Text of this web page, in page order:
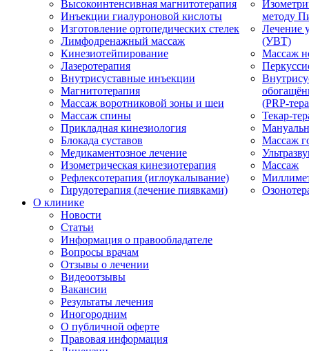
Высокоинтенсивная магнитотерапия
Инъекции гиалуроновой кислоты
Изготовление ортопедических стелек
Лимфодренажный массаж
Кинезиотейпирование
Лазеротерапия
Внутрисуставные инъекции
Магнитотерапия
Массаж воротниковой зоны и шеи
Массаж спины
Прикладная кинезиология
Блокада суставов
Медикаментозное лечение
Изометрическая кинезиотерапия
Рефлексотерапия (иглоукалывание)
Гирудотерапия (лечение пиявками)
методу
Лечение
(УВТ)
Массаж
(PRP-
Текар-
Массаж
Массаж
О клинике
Новости
Статьи
Информация о правообладателе
Вопросы врачам
Отзывы о лечении
Видеоотзывы
Вакансии
Результаты лечения
Иногородним
О публичной оферте
Правовая информация